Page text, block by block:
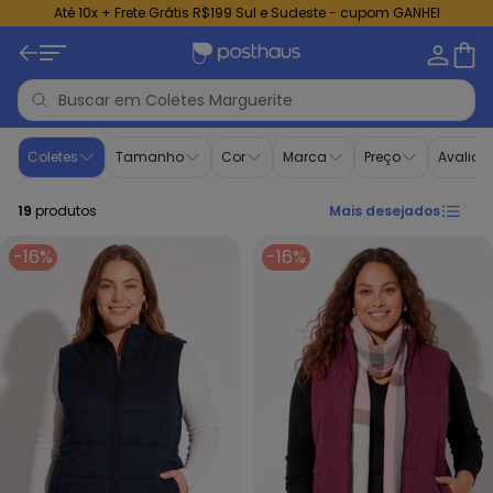
Até 10x + Frete Grátis R$199 Sul e Sudeste - cupom GANHEI
Coletes - Moda Feminina | Marguerite
Coletes Tamanho Cor Marca Preço
19 produtos Mais desejados
-16% -16%